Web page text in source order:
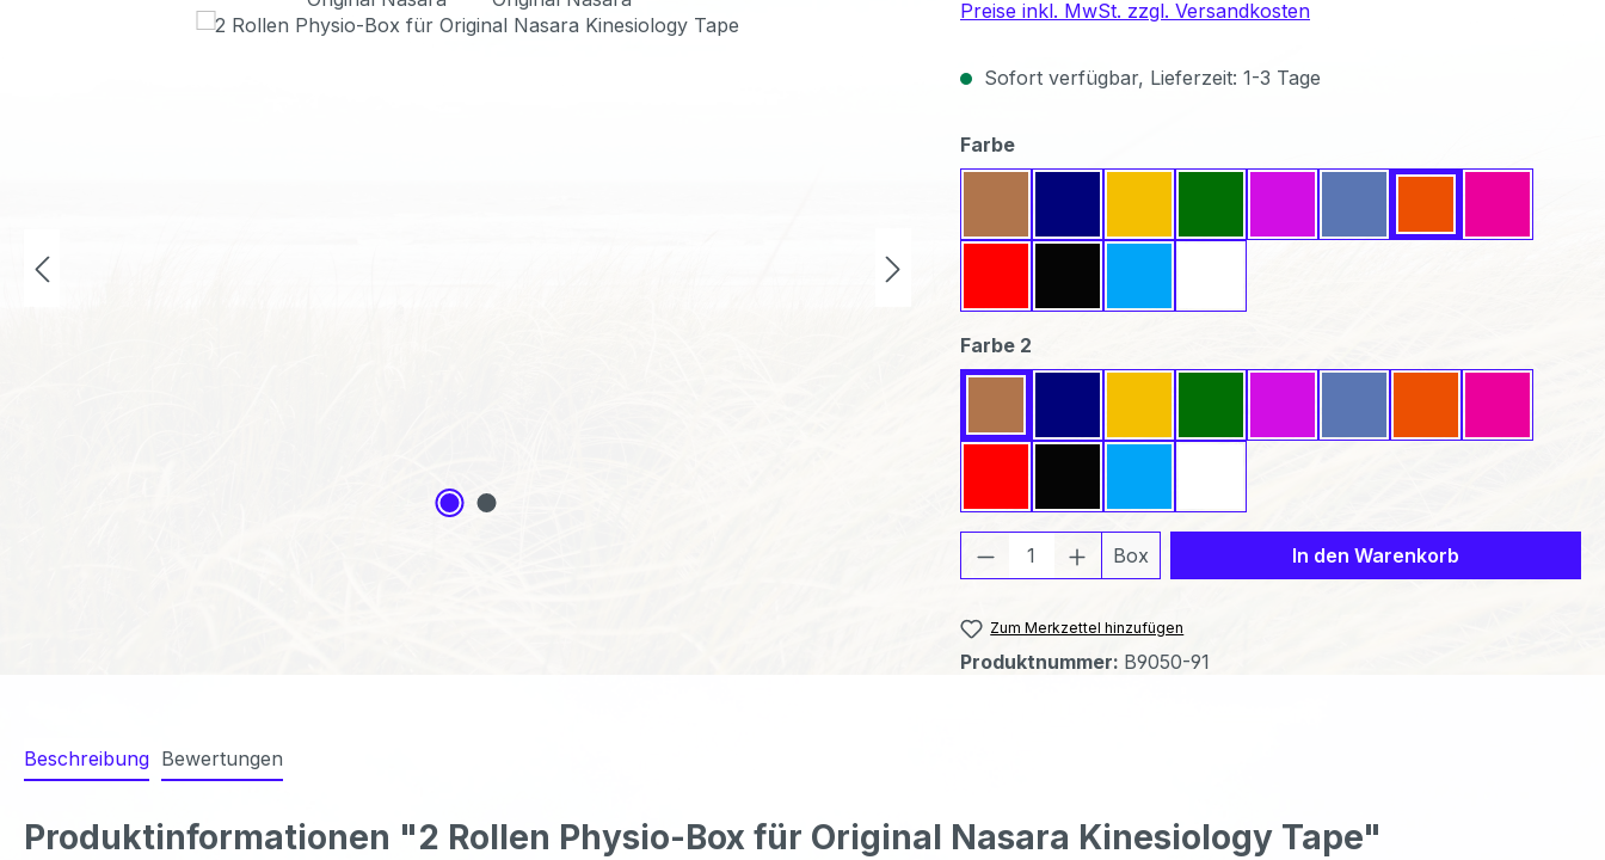
Preise inkl. MwSt. zzgl. Versandkosten
Sofort verfügbar, Lieferzeit: 1-3 Tage
Farbeauswählen
Farbe 2
Produkt Anzahl: Gib den gewünschten Wert
Box In den Warenkorb
Zum Merkzettel hinzufügen
Produktnummer: B9050-91
Beschreibung Bewertungen
Produktinformationen "2 Rollen Physio-Box für Original Nasara Kinesiology Tape"